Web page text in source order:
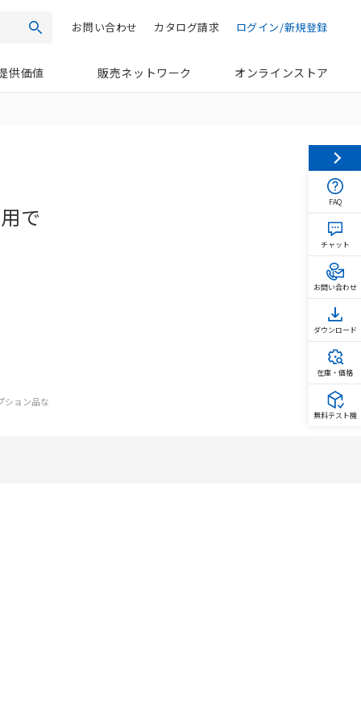
検索 ログイン/新規登録
カタログ請求
お問い合わせ
供価値 販売ネットワーク オンラインストア
で
ション品な
FAQ
チャット
お問い合わせ
ダウンロード
在庫・価格
無料テスト機